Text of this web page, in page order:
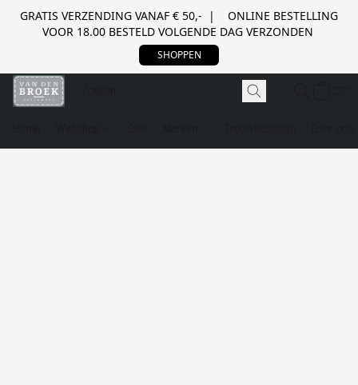
GRATIS VERZENDING VANAF € 50,- | ONLINE BESTELLING
VOOR 18.00 BESTELD VOLGENDE DAG VERZONDEN
SHOPPEN